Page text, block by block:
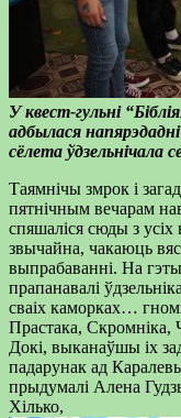
У квест-гульні
адбылася
сёлета ўдзельнічала
Таямнічы змрок і
пятнічным вечарам
спяшаліся сюды з усіх
звычайна, чакаюць
выпрабаванні. На
прапанавалі
сваіх каморках…
Прастака, Скромніка,
Докі, выканаўшы іх
падарунак ад
прыдумалі Алена
Хілько,